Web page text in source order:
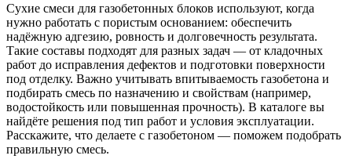
Сухие смеси для газобетонных блоков используют, когда
нужно работать с пористым основанием: обеспечить
надёжную адгезию, ровность и долговечность результата.
Такие составы подходят для разных задач — от кладочных
работ до исправления дефектов и подготовки поверхности
под отделку. Важно учитывать впитываемость газобетона и
подбирать смесь по назначению и свойствам (например,
водостойкость или повышенная прочность). В каталоге вы
найдёте решения под тип работ и условия эксплуатации.
Расскажите, что делаете с газобетоном — поможем подобрать
правильную смесь.